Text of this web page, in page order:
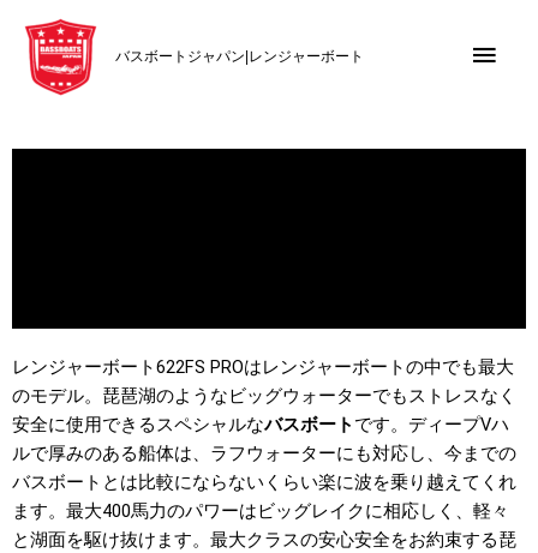
バスボートジャパン|レンジャーボート
ー
レンジャーボート622FS PROはレンジャーボートの中でも最大
のモデル。 琵琶湖のようなビッグウォーターでもストレスなく
安全に使用できるスペシャルなバスボート です。ディープVハ
ルで厚みのある船体は、ラフウォーターにも対応し、今までの
バスボートとは比較にならないくらい楽に波を乗り越えてくれ
ます。最大400馬力のパワーはビッグレイクに相応しく、軽々
と湖面を駆け抜けます。最大クラスの安心安全をお約束する琵